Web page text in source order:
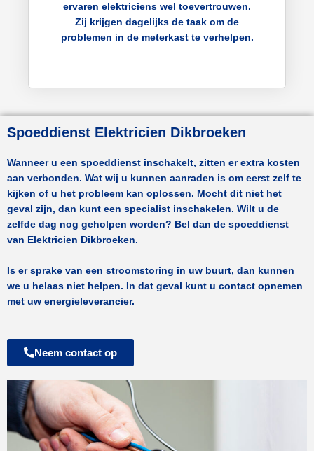
ervaren elektriciens wel toevertrouwen.
Zij krijgen dagelijks de taak om de
problemen in de meterkast te verhelpen.
Spoeddienst Elektricien Dikbroeken
Wanneer u een spoeddienst inschakelt, zitten er extra kosten
aan verbonden. Wat wij u kunnen aanraden is om eerst zelf te
kijken of u het probleem kan oplossen. Mocht dit niet het
geval zijn, dan kunt een specialist inschakelen. Wilt u de
zelfde dag nog geholpen worden? Bel dan de spoeddienst
van Elektricien Dikbroeken.
Is er sprake van een stroomstoring in uw buurt, dan kunnen
we u helaas niet helpen. In dat geval kunt u contact opnemen
met uw energieleverancier.
Neem contact op